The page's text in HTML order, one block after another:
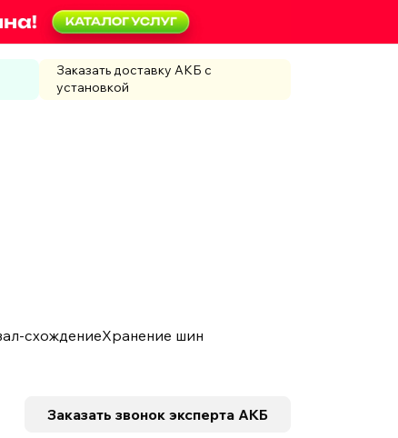
Заказать доставку АКБ с
установкой
схождениеХранение шин
Заказать звонок эксперта АКБ